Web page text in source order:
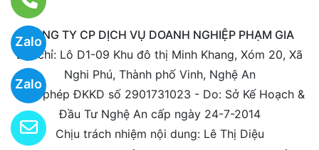
Zalo
ZaloCÔNG TY CP DỊCH VỤ DOANH NGHIỆP PHẠM GIA
Địa chỉ: Lô D1-09 Khu đô thị Minh Khang, Xóm 20, Xã
Nghi Phú, Thành phố Vinh, Nghệ An
Giấy phép ĐKKD số 2901731023 - Do: Sở Kế Hoạch &
Đầu Tư Nghệ An cấp ngày 24-7-2014
Chịu trách nhiệm nội dung: Lê Thị Diệu